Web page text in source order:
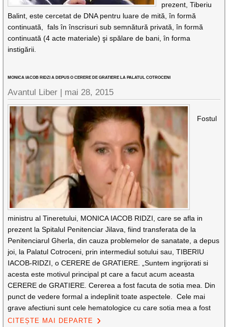
prezent, Tiberiu
Balint, este cercetat de DNA pentru luare de mită, în formă
continuată, fals în înscrisuri sub semnătură privată, în formă
continuată (4 acte materiale) şi spălare de bani, în forma
instigării.
MONICA IACOB RIDZI A DEPUS O CERERE DE GRATIERE LA PALATUL COTROCENI
Avantul Liber | mai 28, 2015
Fostul
ministru al Tineretului, MONICA IACOB RIDZI, care se afla in
prezent la Spitalul Penitenciar Jilava, fiind transferata de la
Penitenciarul Gherla, din cauza problemelor de sanatate, a depus
joi, la Palatul Cotroceni, prin intermediul sotului sau, TIBERIU
IACOB-RIDZI, o CERERE de GRATIERE. „Suntem ingrijorati si
acesta este motivul principal pt care a facut acum aceasta
CERERE de GRATIERE. Cererea a fost facuta de sotia mea. Din
punct de vedere formal a indeplinit toate aspectele. Cele mai
grave afectiuni sunt cele hematologice cu care sotia mea a fost
CITEȘTE MAI DEPARTE